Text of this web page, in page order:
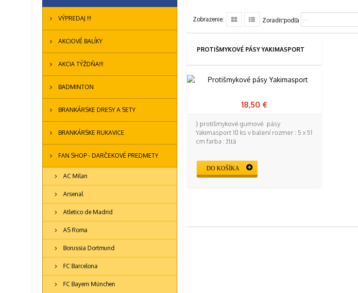
VÝPREDAJ !!!
AKCIOVÉ BALÍKY
AKCIA TÝŽDŇA!!!
BADMINTON
BRANKÁRSKE DRESY A SETY
BRANKÁRSKE RUKAVICE
FAN SHOP - DARČEKOVÉ PREDMETY
AC Milan
Arsenal
Atletico de Madrid
AS Roma
Borussia Dortmund
FC Barcelona
FC Bayern München
Zobrazenie: Zoradiť podľa
PROTIŠMYKOVÉ PÁSY YAKIMASPORT
18,50 €
} protišmykové gumové pásy
Yakimasport 10 ks v balení rozmer : 5 x 51
cm farba : žltá
DO KOŠÍKA